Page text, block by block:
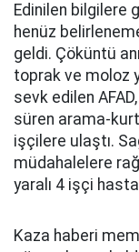
Edinilen bilgilere
henüz
geldi. Çöküntü
toprak ve moloz
sevk edilen
süren arama-
işçilere ulaştı.
müdahalelere
yaralı 4 işçi
Kaza haberi